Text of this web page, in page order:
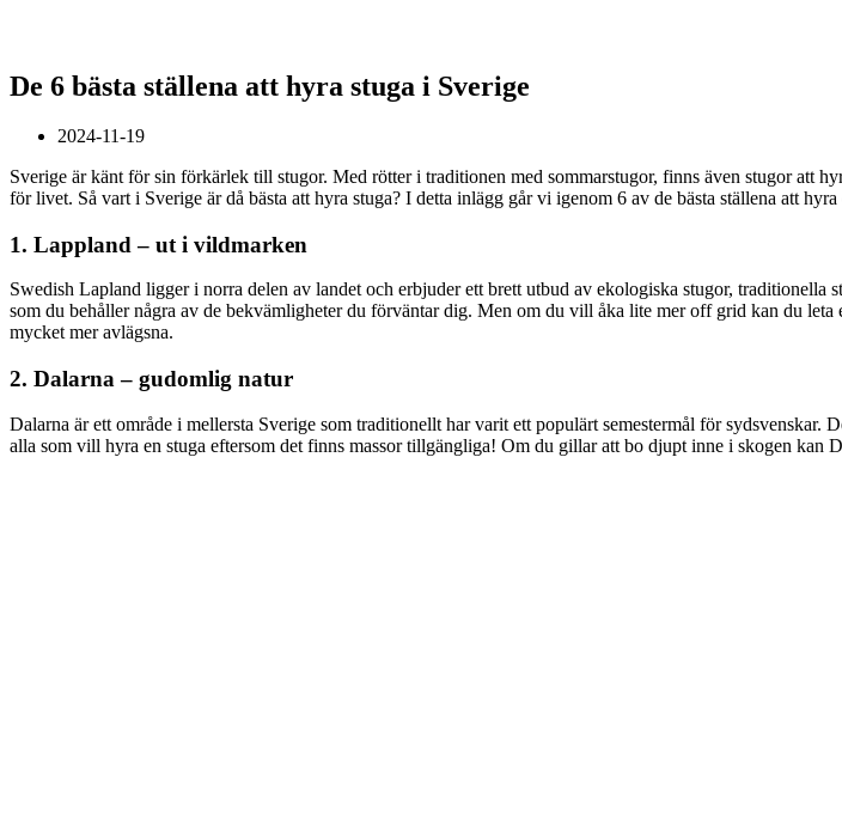
De 6 bästa ställena att hyra stuga i Sverige
2024-11-19
Sverige är känt för sin förkärlek till stugor. Med rötter i traditionen med sommarstugor, finns även stugor att
för livet. Så vart i Sverige är då bästa att hyra stuga? I detta inlägg går vi igenom 6 av de bästa ställena att
1. Lappland – ut i vildmarken
Swedish Lapland ligger i norra delen av landet och erbjuder ett brett utbud av ekologiska stugor, traditionella
som du behåller några av de bekvämligheter du förväntar dig. Men om du vill åka lite mer off grid kan du
mycket mer avlägsna.
2. Dalarna – gudomlig natur
Dalarna är ett område i mellersta Sverige som traditionellt har varit ett populärt semestermål för
alla som vill hyra en stuga eftersom det finns massor tillgängliga! Om du gillar att bo djupt inne i skogen kan